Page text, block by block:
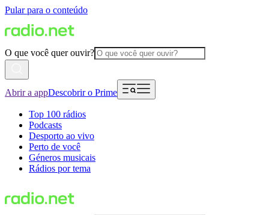
Pular para o conteúdo
O que você quer ouvir?
Abrir a appDescobrir o Prime
Top 100 rádios
Podcasts
Desporto ao vivo
Perto de você
Géneros musicais
Rádios por tema